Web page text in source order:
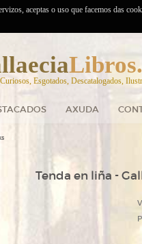
Esgotados, Descatalogados,
AXUDA
Tenda en liña -
aceptas o uso que facemos das